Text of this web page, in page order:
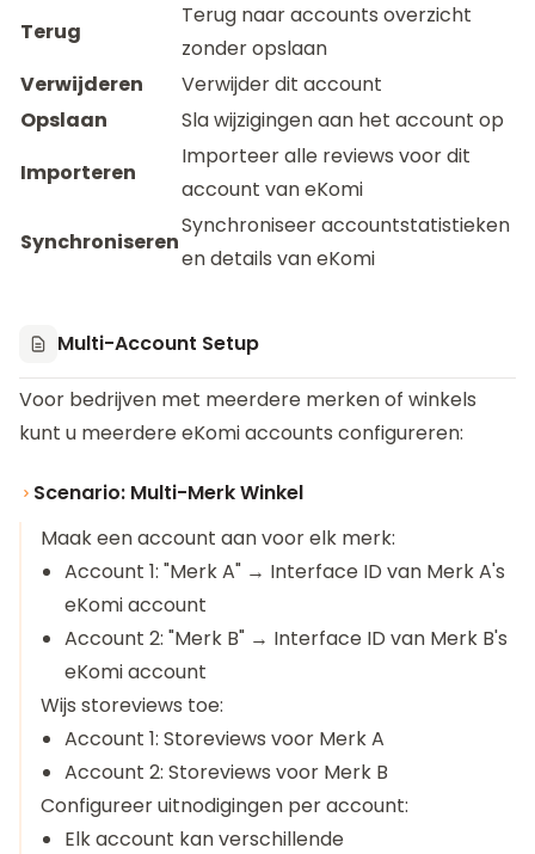
Terug
Terug naar accounts overzicht
zonder opslaan
Verwijderen
Verwijder dit account
Opslaan
Sla wijzigingen aan het account op
Importeren
Importeer alle reviews voor dit
account van eKomi
Synchroniseren
Synchroniseer accountstatistieken
en details van eKomi
Multi-Account Setup
Voor bedrijven met meerdere merken of winkels
kunt u meerdere eKomi accounts configureren:
Scenario: Multi-Merk Winkel
Maak een account aan voor elk merk:
Account 1: "Merk A" → Interface ID van Merk A's
eKomi account
Account 2: "Merk B" → Interface ID van Merk B's
eKomi account
Wijs storeviews toe:
Account 1: Storeviews voor Merk A
Account 2: Storeviews voor Merk B
Configureer uitnodigingen per account:
Elk account kan verschillende